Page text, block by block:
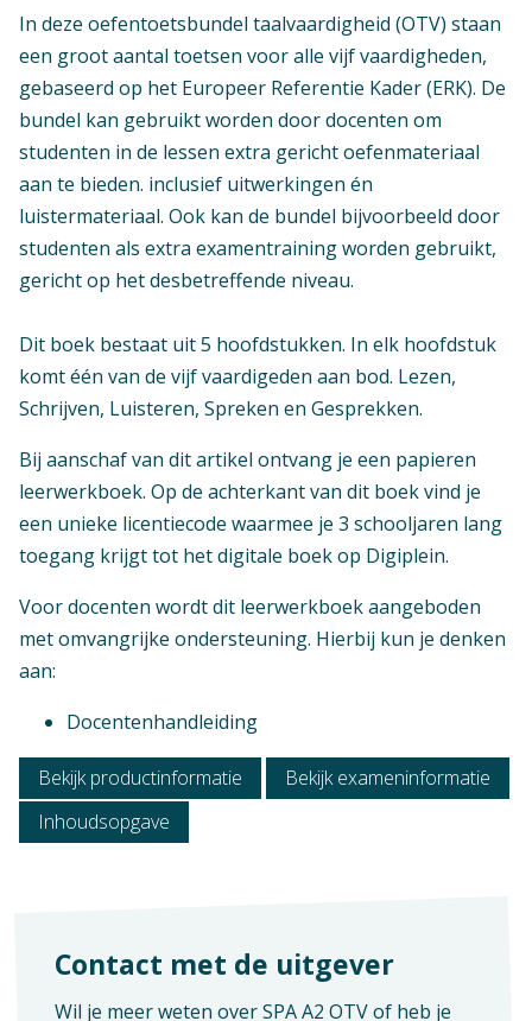
Dienstverlening in de Luchtvaart (LVD)
Mbo - Horeca en facility - Facilitaire
dienstverlening
Mbo - Handel en economie - Marketing,
communicatie, evenementen (t m KD 2021)
Examen / Kwalificatie / Uitstroom
Mbo - Toerisme en hospitality - Travel, leisure,
hospitality (TLH) - Profiel medewerker Travel &
Hospitality
hospitality (TLH) - Profiel medewerker Leisure
& Hospitality
Mbo - Toerisme en hospitality - Travel, leisure,
hospitality (TLH) - Profiel leidinggevende Travel
& Hospitality
Mbo - Toerisme en hospitality - Travel, leisure,
hospitality (TLH) - Profiel leidinggevende
Mbo - Horeca en facility - Keuken - Kok
Mbo - Horeca en facility - Keuken - Zelfstandig
Mbo - Horeca en facility - Keuken -
Leidinggevende keuken
Mbo - Horeca en facility - Bediening - Gastheer
Mbo - Horeca en facility - Bediening -
Verschijningsvorm
Aantal pagina's
131
In deze oefentoetsbundel taalvaardigheid (OTV) staan
een groot aantal toetsen voor alle vijf vaardigheden,
gebaseerd op het Europeer Referentie Kader (ERK). De
bundel kan gebruikt worden door docenten om
studenten in de lessen extra gericht oefenmateriaal
aan te bieden. inclusief uitwerkingen én
luistermateriaal. Ook kan de bundel bijvoorbeeld door
studenten als extra examentraining worden gebruikt,
gericht op het desbetreffende niveau.
Dit boek bestaat uit 5 hoofdstukken. In elk hoofdstuk
komt één van de vijf vaardigeden aan bod. Lezen,
Schrijven, Luisteren, Spreken en Gesprekken.
Bij aanschaf van dit artikel ontvang je een papieren
leerwerkboek. Op de achterkant van dit boek vind je
een unieke licentiecode waarmee je 3 schooljaren lang
toegang krijgt tot het digitale boek op Digiplein.
Voor docenten wordt dit leerwerkboek aangeboden
met omvangrijke ondersteuning. Hierbij kun je denken
aan:
Docentenhandleiding
Bekijk productinformatie
Bekijk exameninformatie
Inhoudsopgave
Contact met de uitgever
Wil je meer weten over SPA A2 OTV of heb je